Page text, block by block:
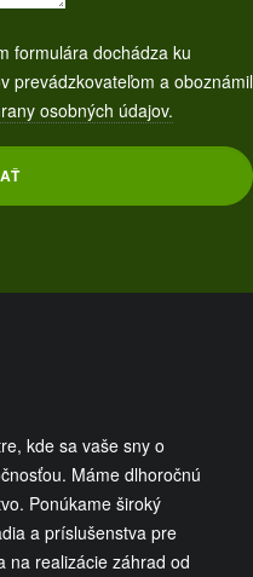
formulára dochádza ku
prevádzkovateľom a oboznámil
osobných údajov.
kde sa vaše sny o
Máme dlhoročnú
Ponúkame široký
a príslušenstva pre
na realizácie záhrad od